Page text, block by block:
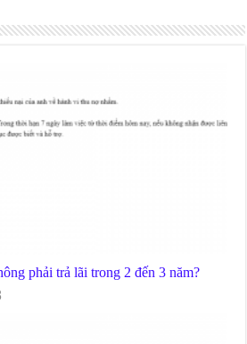
phải trả lãi trong 2 đến 3 năm?